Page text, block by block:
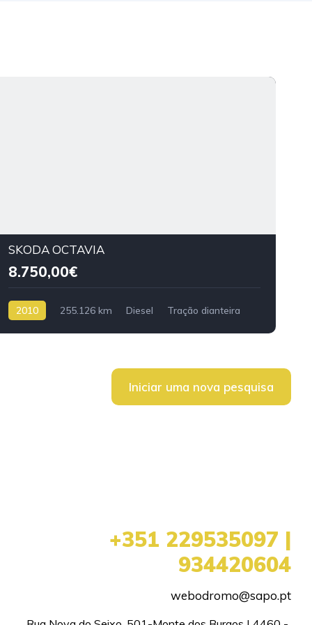
SKODA OCTAVIA
8.750,00€
2010 255.126 km Diesel Tração dianteira
Iniciar uma nova pesquisa
+351 229535097 |
934420604
webodromo@sapo.pt